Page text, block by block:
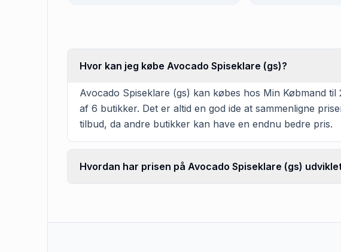
Hvor kan jeg købe Avocado Spiseklare (gs)?
Avocado Spiseklare (gs) kan købes hos Min Købmand
af 6 butikker. Det er altid en god ide at sammenligne
tilbud, da andre butikker kan have en endnu bedre pris.
Hvordan har prisen på Avocado Spiseklare (gs)